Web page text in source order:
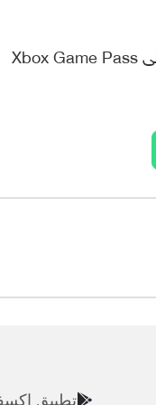
ويذكر أن هناك GeForce Now و Google Stadia و PlayStation Now بالإضافة إلى Xbox Game Pass
تطبيق